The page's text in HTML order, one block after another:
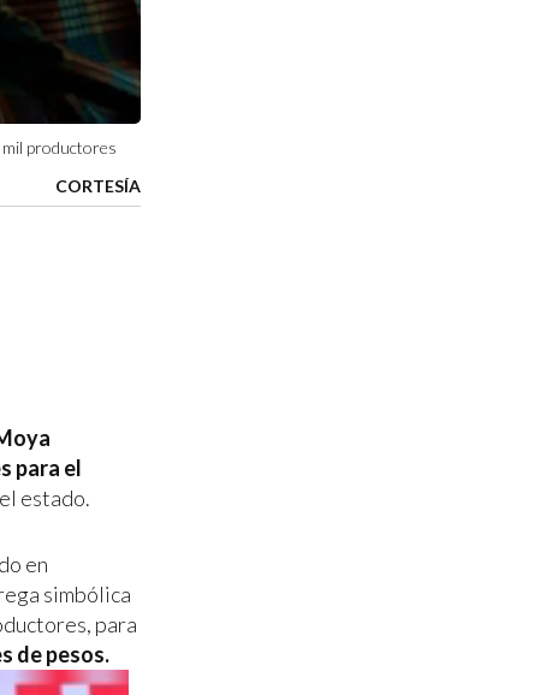
mil productores
CORTESÍA
para el
estado.
en
simbólica
para
de pesos.